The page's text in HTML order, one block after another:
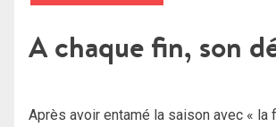
A chaque fin, son
Après avoir entamé la saison avec « la